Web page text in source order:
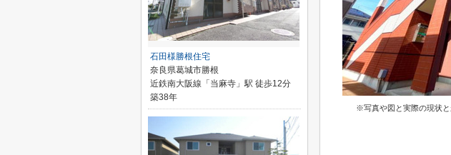
※写真や図と実際の現状
石田様勝根住宅
奈良県葛城市勝根
近鉄南大阪線「当麻寺」駅 徒歩12分
築38年